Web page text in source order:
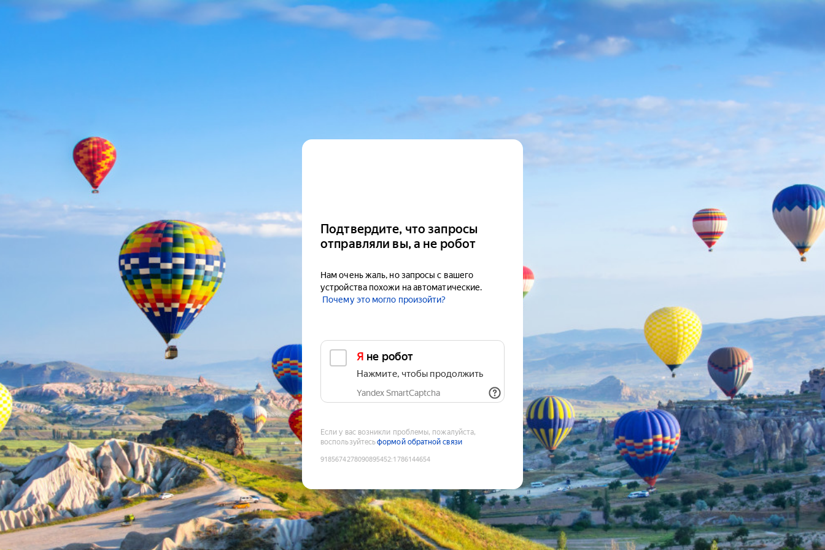
Подтвердите, что запросы
отправляли вы, а не робот
Нам очень жаль, но запросы с вашего
устройства похожи на автоматические.
Почему это могло произойти?
Я не робот
Нажмите, чтобы продолжить
Yandex SmartCaptcha
Если у вас возникли проблемы, пожалуйста,
воспользуйтесьформой обратной связи
9185674278090895452:1786144654